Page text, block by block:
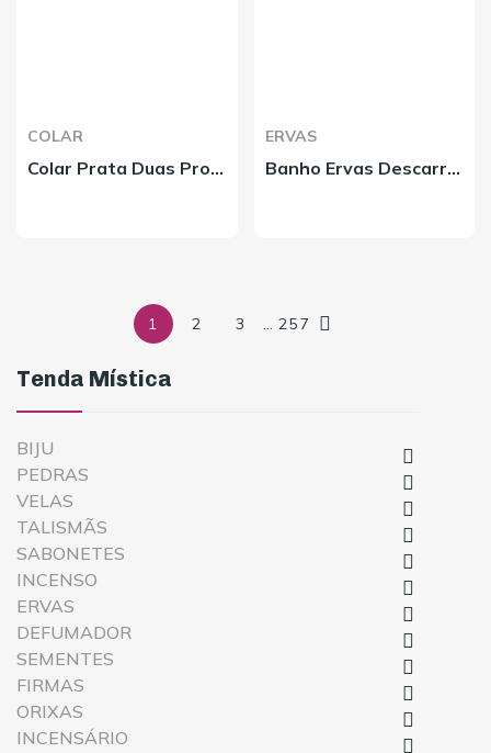
Tenda Mística
BIJU

PEDRAS

VELAS

TALISMÃS

SABONETES

INCENSO

ERVAS

DEFUMADOR

SEMENTES

FIRMAS

ORIXAS

INCENSÁRIO

COLAR
Colar Prata Duas Proteções Bola Coral
ERVAS
Banho Ervas Descarrego Forte
1 2 3 257 